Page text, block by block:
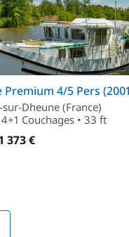
Premium 4/5 Pers
Dheune (France)
Couchages • 33 ft
373 €